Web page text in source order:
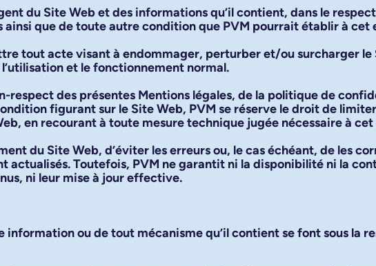
du Site Web et des informations qu’il contient, dans le
ainsi que de toute autre condition que PVM pourrait établir à cet
tout acte visant à endommager, perturber et/ou surcharger le
et le fonctionnement normal.
respect des présentes Mentions légales, de la politique de
figurant sur le Site Web, PVM se réserve le droit de
en recourant à toute mesure technique jugée nécessaire à
du Site Web, d’éviter les erreurs ou, le cas échéant, de les
actualisés. Toutefois, PVM ne garantit ni la disponibilité ni la
ni leur mise à jour effective.
information ou de tout mécanisme qu’il contient se font sous la